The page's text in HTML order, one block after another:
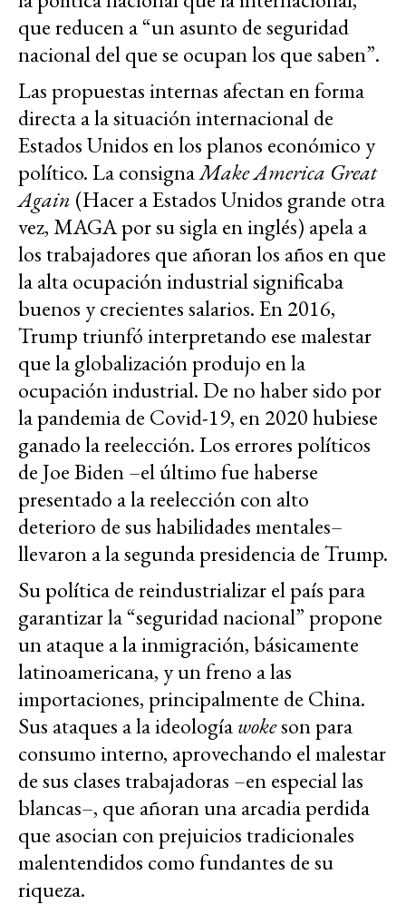
que reducen a “un asunto de seguridad
nacional del que se ocupan los que saben”.
Las propuestas internas afectan en forma
directa a la situación internacional de
Estados Unidos en los planos económico y
político. La consignaMake America Great
Again (Hacer a Estados Unidos grande otra
vez, MAGA por su sigla en inglés) apela a
los trabajadores que añoran los años en que
la alta ocupación industrial significaba
buenos y crecientes salarios. En 2016,
Trump triunfó interpretando ese malestar
que la globalización produjo en la
ocupación industrial. De no haber sido por
la pandemia de Covid-19, en 2020 hubiese
ganado la reelección. Los errores políticos
de Joe Biden –el último fue haberse
presentado a la reelección con alto
deterioro de sus habilidades mentales–
llevaron a la segunda presidencia de Trump.
Su política de reindustrializar el país para
garantizar la “seguridad nacional” propone
un ataque a la inmigración, básicamente
latinoamericana, y un freno a las
importaciones, principalmente de China.
Sus ataques a la ideologíawokeson para
consumo interno, aprovechando el malestar
de sus clases trabajadoras –en especial las
blancas–, que añoran una arcadia perdida
que asocian con prejuicios tradicionales
malentendidos como fundantes de su
riqueza.